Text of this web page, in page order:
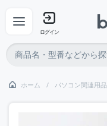
ログイン
ホーム パソコン関連用品